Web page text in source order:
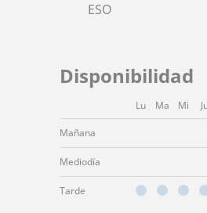
ESO
Disponibilidad
Lu Ma Mi
Mañana
Mediodía
Tarde